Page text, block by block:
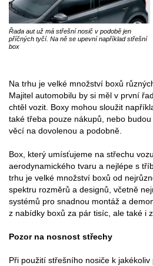
Řada aut už má střešní nosič v podobě jen
příčných tyčí. Na ně se upevní například střešní
box
Na trhu je velké množství boxů
Majitel automobilu by si měl v první
chtěl vozit. Boxy mohou sloužit
také třeba pouze nákupů, nebo
věcí na dovolenou a podobně.
Box, který umísťujeme na střechu
aerodynamického tvaru a nejlépe s
trhu je velké množství boxů od
spektru rozměrů a designů, včetně
systémů pro snadnou montáž a
z nabídky boxů za pár tisíc, ale také i
Pozor na nosnost střechy
Při použití střešního nosiče k